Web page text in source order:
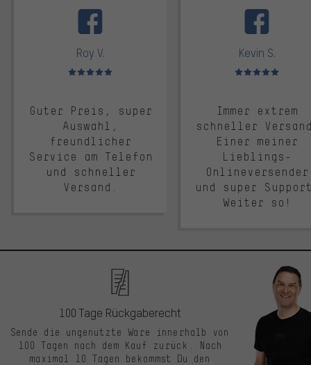
Roy V.
Bewertungen: 5 von 5
Guter Preis, super
Auswahl,
freundlicher
Service am Telefon
und schneller
Versand.
Kevin S.
Bewertungen: 5 von 5
Immer extrem
schneller
Einer meiner
Lieblings-
Onlineversender
und super
Weiter so!
100 Tage Rückgaberecht
Sende die ungenutzte Ware innerhalb von
100 Tagen nach dem Kauf zurück. Nach
maximal 10 Tagen bekommst Du den